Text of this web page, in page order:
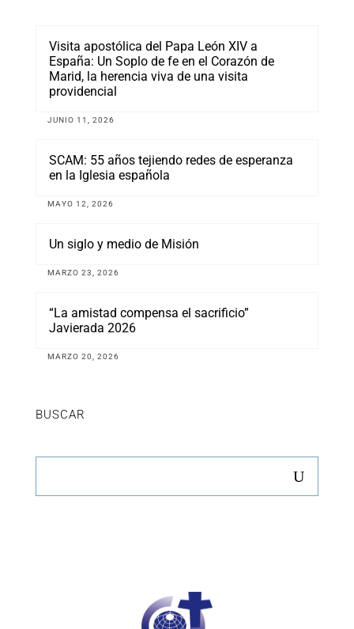
Visita apostólica del Papa León XIV a
España: Un Soplo de fe en el Corazón de
Marid, la herencia viva de una visita
providencial
JUNIO 11, 2026
SCAM: 55 años tejiendo redes de esperanza
en la Iglesia española
MAYO 12, 2026
Un siglo y medio de Misión
MARZO 23, 2026
“La amistad compensa el sacrificio”
Javierada 2026
MARZO 20, 2026
BUSCAR